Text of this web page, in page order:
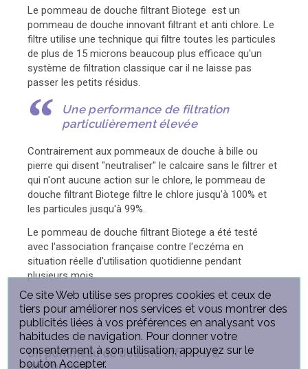
Le pommeau de douche filtrant Biotege est un
pommeau de douche innovant filtrant et anti chlore. Le
filtre utilise une technique qui filtre toutes les particules
de plus de 15 microns beaucoup plus efficace qu'un
système de filtration classique car il ne laisse pas
passer les petits résidus.
Une performance de filtration
particulièrement élevée
Contrairement aux pommeaux de douche à bille ou
pierre qui disent "neutraliser" le calcaire sans le filtrer et
qui n'ont aucune action sur le chlore, le pommeau de
douche filtrant Biotege filtre le chlore jusqu'à 100% et
les particules jusqu'à 99%.
Le pommeau de douche filtrant Biotege a été testé
avec l'association française contre l'eczéma en
situation réelle d'utilisation quotidienne pendant
plusieurs mois.
Un pommeau de douche efficace &
performant
Ce site Web utilise ses propres cookies et ceux de
tiers pour améliorer nos services et vous montrer des
publicités liées à vos préférences en analysant vos
habitudes de navigation. Pour donner votre
consentement à son utilisation, appuyez sur le
bouton Accepter.